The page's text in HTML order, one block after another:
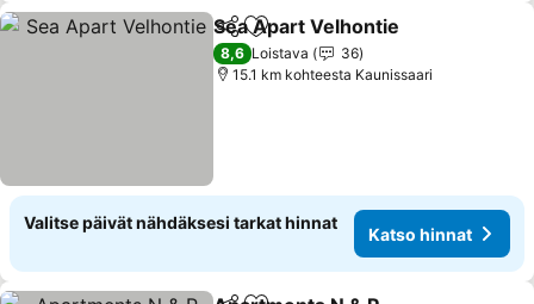
Jaa Lisää suosikkeihin
Sea Apart Velhontie
8,6 Loistava
36
15.1 km kohteesta Kaunissaari
Valitse päivät nähdäksesi tarkat hinnat
Katso hinnat